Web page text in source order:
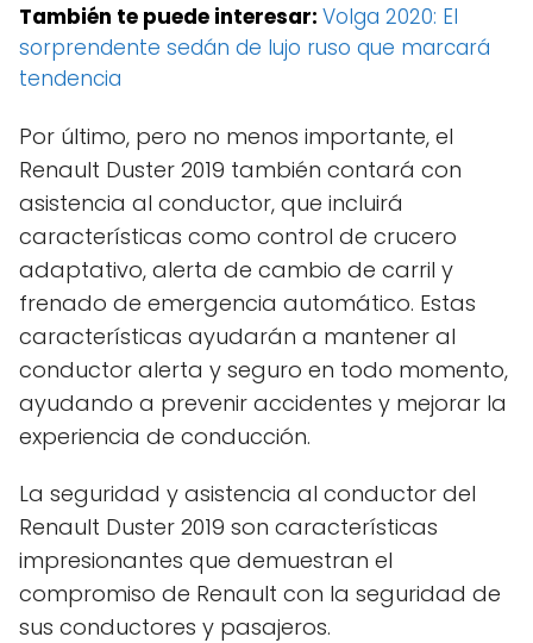
También te puede interesar: Volga 2020: El
sorprendente sedán de lujo ruso que marcará
tendencia
Por último, pero no menos importante, el
Renault Duster 2019 también contará con
asistencia al conductor, que incluirá
características como control de crucero
adaptativo, alerta de cambio de carril y
frenado de emergencia automático. Estas
características ayudarán a mantener al
conductor alerta y seguro en todo momento,
ayudando a prevenir accidentes y mejorar la
experiencia de conducción.
La seguridad y asistencia al conductor del
Renault Duster 2019 son características
impresionantes que demuestran el
compromiso de Renault con la seguridad de
sus conductores y pasajeros.